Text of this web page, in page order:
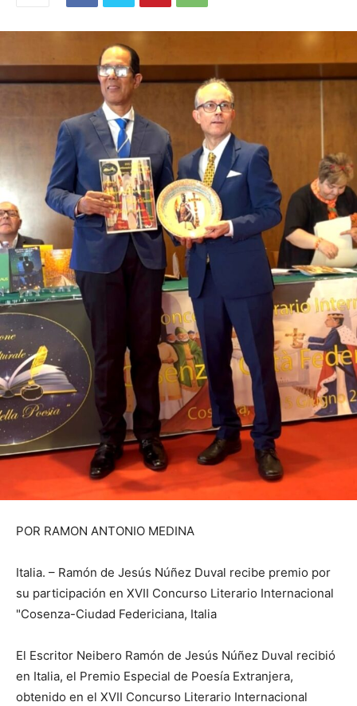
POR RAMON ANTONIO MEDINA
Italia. – Ramón de Jesús Núñez Duval recibe premio por
su participación en XVII Concurso Literario Internacional
"Cosenza-Ciudad Federiciana, Italia
El Escritor Neibero Ramón de Jesús Núñez Duval recibió
en Italia, el Premio Especial de Poesía Extranjera,
obtenido en el XVII Concurso Literario Internacional